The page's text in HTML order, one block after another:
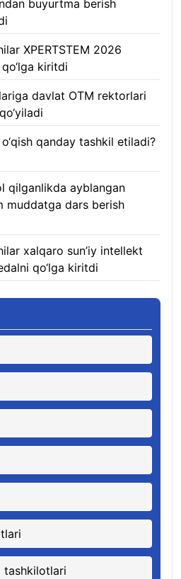
buyurtma berish
XPERTSTEM 2026
kiritdi
davlat OTM rektorlari
qanday tashkil etiladi?
qilganlikda ayblangan
muddatga dars berish
xalqaro sun’iy intellekt
qo‘lga kiritdi
tashkilotlari